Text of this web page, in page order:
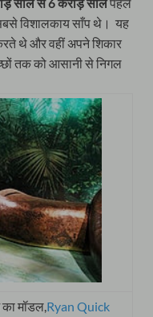
विशालकाय साँप थे। यह
थे और वहीं अपने शिकार
तक को आसानी से निगल
मॉडल,Ryan Quick